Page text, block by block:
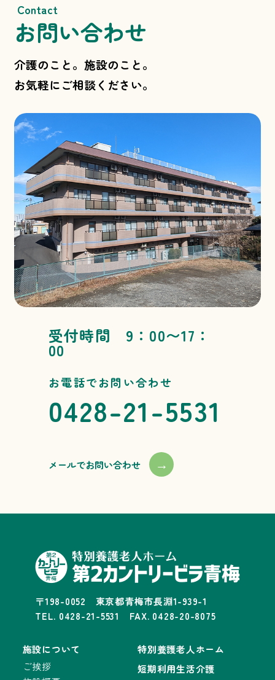
Contact
お問い合わせ
介護のこと。施設のこと。
お気軽にご相談ください。
受付時間 9：00〜17：
00
お電話でお問い合わせ
0428-21-5531
メールでお問い合わせ →
〒198-0052 東京都青梅市長淵1-939-1
TEL. 0428-21-5531 FAX. 0428-20-8075
施設について
ご挨拶
特別養護老人ホーム
短期利用生活介護